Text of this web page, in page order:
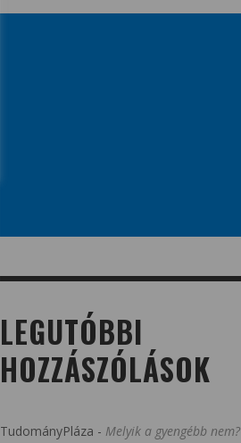
LEGUTÓBBI
HOZZÁSZÓLÁSOK
TudományPláza - Melyik a gyengébb nem?